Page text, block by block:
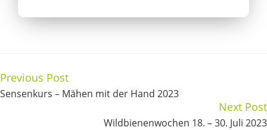
Previous Post
Sensenkurs – Mähen mit der Hand 2023
Next Post
Wildbienenwochen 18. – 30. Juli 2023